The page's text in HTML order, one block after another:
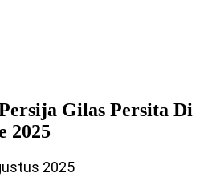
Gilas Persita Di
2025
2025